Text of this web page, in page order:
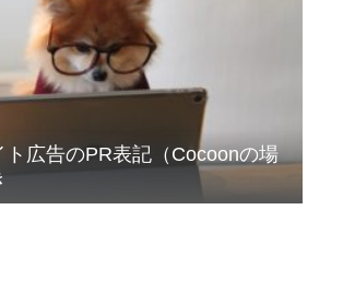
ト広告のPR表記（Cocoonの場